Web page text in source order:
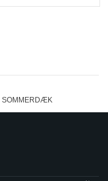
SOMMERDÆK